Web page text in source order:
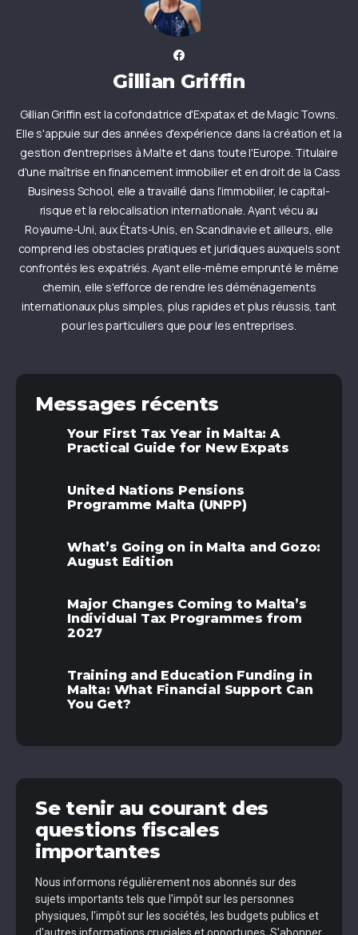
Gillian Griffin
Gillian Griffin est la cofondatrice d'Expatax et de Magic Towns.
Elle s'appuie sur des années d'expérience dans la création et la
gestion d'entreprises à Malte et dans toute l'Europe. Titulaire
d'une maîtrise en financement immobilier et en droit de la Cass
Business School, elle a travaillé dans l'immobilier, le capital-
risque et la relocalisation internationale. Ayant vécu au
Royaume-Uni, aux États-Unis, en Scandinavie et ailleurs, elle
comprend les obstacles pratiques et juridiques auxquels sont
confrontés les expatriés. Ayant elle-même emprunté le même
chemin, elle s'efforce de rendre les déménagements
internationaux plus simples, plus rapides et plus réussis, tant
pour les particuliers que pour les entreprises.
Messages récents
Your First Tax Year in Malta: A
Practical Guide for New Expats
United Nations Pensions
Programme Malta (UNPP)
What’s Going on in Malta and Gozo:
August Edition
Major Changes Coming to Malta’s
Individual Tax Programmes from
2027
Training and Education Funding in
Malta: What Financial Support Can
You Get?
Se tenir au courant des
questions fiscales
importantes
Nous informons régulièrement nos abonnés sur des
sujets importants tels que l'impôt sur les personnes
physiques, l'impôt sur les sociétés, les budgets publics et